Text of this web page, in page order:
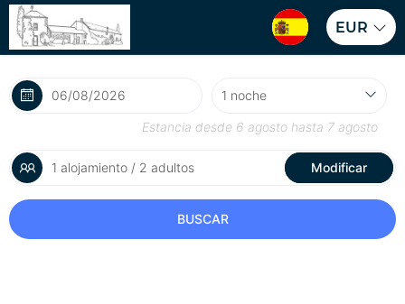
EUR
Estancia desde 6 agosto hasta 7 agosto
1 alojamiento / 2 adultos Modificar